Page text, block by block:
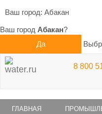
Ваш город: Абакан
Ваш город Абакан?
Да
8 800
ГЛАВНАЯ